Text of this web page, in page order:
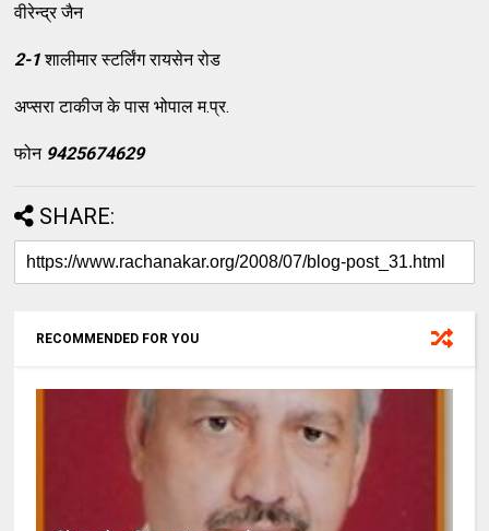
वीरेन्द्र जैन
2-1शालीमार स्टर्लिंग रायसेन रोड
अप्सरा टाकीज के पास भोपाल म.प्र.
फोन 9425674629
SHARE:
RECOMMENDED FOR YOU